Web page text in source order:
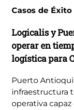
Casos de Éxito
Logicalis y
operar en
logística para
Puerto
infraestructura
operativa